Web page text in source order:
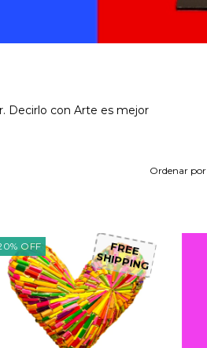
Decirlo con Arte es mejor
Ordenar por
% OFF FREE
SHIPPING